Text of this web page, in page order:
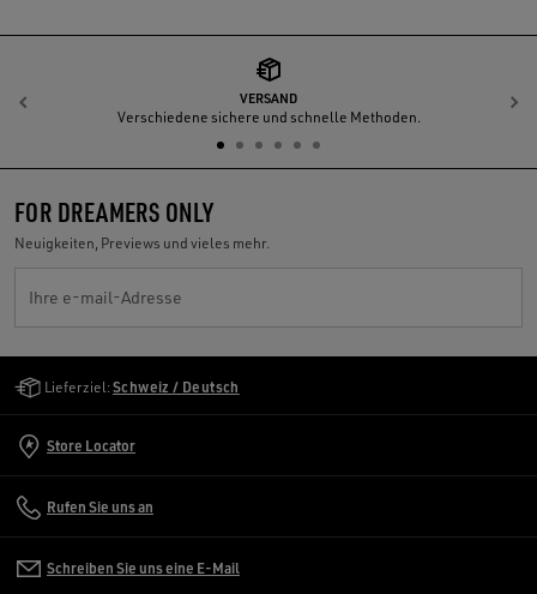
VERSAND
Verschiedene sichere und schnelle Methoden.
Zurück
FOR DREAMERS ONLY
Neuigkeiten, Previews und vieles mehr.
Ihre e-mail-Adresse
Lieferziel: Schweiz / Deutsch
Store Locator
Rufen Sie uns an
Schreiben Sie uns eine E-Mail